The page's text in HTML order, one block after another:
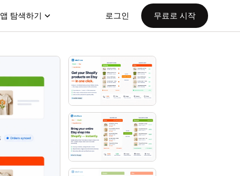
앱 탐색하기 로그인 무료로 시작